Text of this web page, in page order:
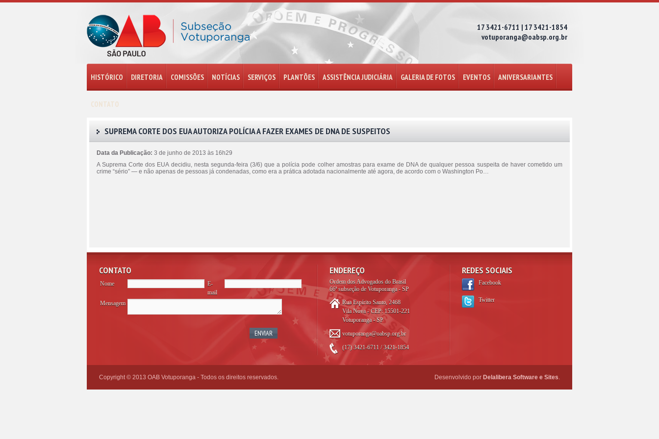
17 3421-6711 | 17 3421-1854
votuporanga@oabsp.org.br
HISTÓRICO DIRETORIA COMISSÕES NOTÍCIAS SERVIÇOS PLANTÕES ASSISTÊNCIA JUDICIÁRIA GALERIA DE FOTOS EVENTOS ANIVERSARIANTES
CONTATO
SUPREMA CORTE DOS EUA AUTORIZA POLÍCIA A FAZER EXAMES DE DNA DE SUSPEITOS
Data da Publicação: 3 de junho de 2013 às 16h29
A Suprema Corte dos EUA decidiu, nesta segunda-feira (3/6) que a polícia pode colher amostras para exame de DNA de qualquer pessoa suspeita de haver cometido um
crime “sério” — e não apenas de pessoas já condenadas, como era a prática adotada nacionalmente até agora, de acordo com o Washington Po…
CONTATO
Nome
E-
mail
Mensagem
ENDEREÇO
Ordem dos Advogados do Brasil
66ª subseção de Votuporanga - SP
Rua Espírito Santo, 2468
Vila Nova - CEP: 15501-221
Votuporanga - SP
votuporanga@oabsp.org.br
(17) 3421-6711 / 3421-1854
REDES SOCIAIS
Facebook
Twitter
Copyright © 2013 OAB Votuporanga - Todos os direitos reservados. Desenvolvido por Delalibera Software e Sites.